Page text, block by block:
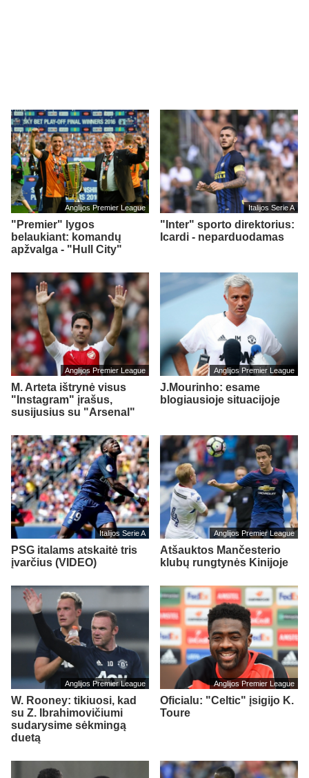
Anglijos Premier League
"Premier" lygos
belaukiant: komandų
apžvalga - "Hull City"
Italijos Serie A
"Inter" sporto direktorius:
Icardi - neparduodamas
Anglijos Premier League
M. Arteta ištrynė visus
"Instagram" įrašus,
susijusius su "Arsenal"
Anglijos Premier League
J.Mourinho: esame
blogiausioje situacijoje
Italijos Serie A
PSG italams atskaitė tris
įvarčius (VIDEO)
Anglijos Premier League
Atšauktos Mančesterio
klubų rungtynės Kinijoje
Anglijos Premier League
W. Rooney: tikiuosi, kad
su Z. Ibrahimovičiumi
sudarysime sėkmingą
duetą
Anglijos Premier League
Oficialu: "Celtic" įsigijo K.
Toure